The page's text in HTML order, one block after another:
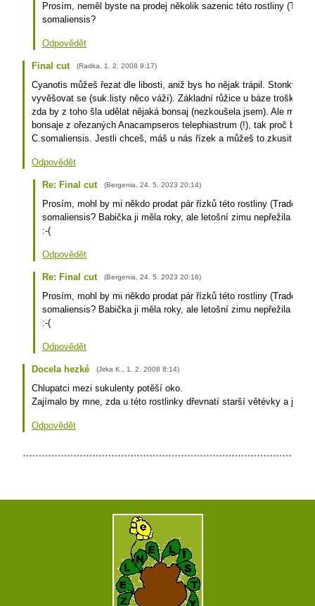
Prosím, neměl byste na prodej několik sazenic této rostliny
somaliensis?
Odpovědět
Final cut (Radka 1. 2. 2008 9:17)
Cyanotis můžeš řezat dle libosti, aniž bys ho nějak trápil. Stonky
vyvěšovat se (suk.listy něco váží). Základní růžice u báze trošku
zda by z toho šla udělat nějaká bonsaj (nezkoušela jsem). Ale
bonsaje z ořezaných Anacampseros telephiastrum (!), tak proč by
C.somaliensis. Jestli chceš, máš u nás řízek a můžeš to zkusit:-).
Odpovědět
Re: Final cut (Bergenia 24. 5. 2023 20:14)
Prosím, mohl by mi někdo prodat pár řízků této rostliny
somaliensis? Babička ji měla roky, ale letošní zimu nepřežila a
:-(
Odpovědět
Re: Final cut (Bergenia 24. 5. 2023 20:16)
Prosím, mohl by mi někdo prodat pár řízků této rostliny
somaliensis? Babička ji měla roky, ale letošní zimu nepřežila a
:-(
Odpovědět
Docela hezké (Jirka K. 1. 2. 2008 8:14)
Chlupatci mezi sukulenty potěší oko.
Zajímalo by mne, zda u této rostlinky dřevnatí starší větévky a jak
Odpovědět